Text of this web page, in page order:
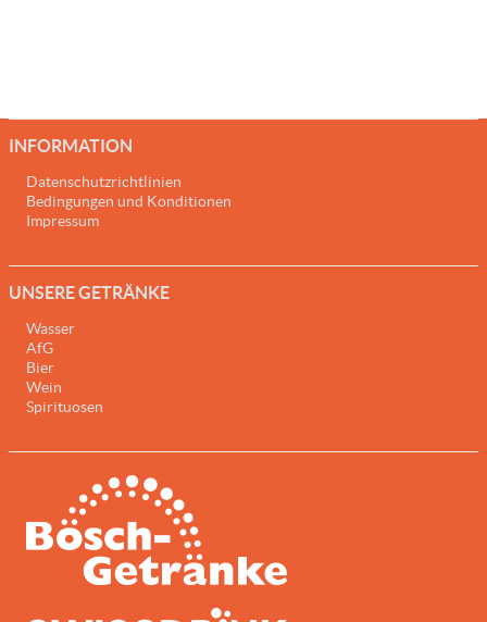
INFORMATION
Datenschutzrichtlinien
Bedingungen und Konditionen
Impressum
UNSERE GETRÄNKE
Wasser
AfG
Bier
Wein
Spirituosen